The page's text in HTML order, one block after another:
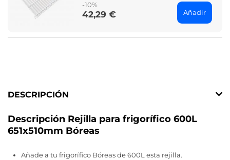
-10%
Price
42,29 € Añadir
DESCRIPCIÓN
Descripción Rejilla para frigorífico 600L
651x510mm Bóreas
Añade a tu frigorífico Bóreas de 600L esta rejilla.